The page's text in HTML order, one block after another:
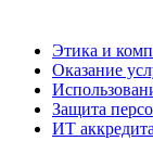
Этика и
Оказание
Защита
ИТ